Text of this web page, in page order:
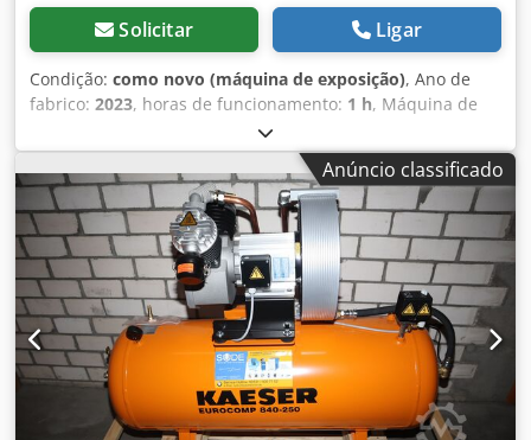
Solicitar Ligar
Condição: como novo (máquina de exposição), Ano de
fabrico: 2023, horas de funcionamento: 1 h, Máquina de
exposição: Novo compressor de pistão disponível
imediatamente (plug and play): AIRKO MAXXI 5,5 D - 270 ST
- 10 bar com depósito de ar comprimido vertical de 270
litros com ligação estrela-triângulo O compressor tem 1
hora de funcionamento e está imediatamente disponível. 2
cilindros Pressão: 10 bar Crsdpfxermnp Hs Agrsf Potência
nominal: 5,5 kW Débito a 7 bar: 605 l/min Nível sonoro: 80
dB(A) Saída de ar comprimido: 1/2" Dimensões
comprimento x largura x altura: 86 x 85 x 210 cm Peso: 173
kg Possibilidade de aluguer cómodo através do nosso
banco. Visite a nossa loja. Temos sempre uma grande
seleção de compressores novos e usados em stock!
Disponível de imediato.
Anúncio classificado